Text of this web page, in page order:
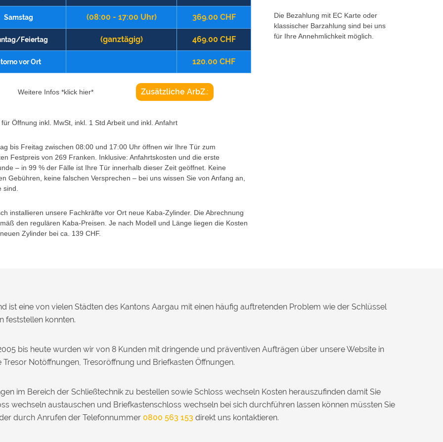
Samstag (08:00 - 17:00 Uhr) 369.00 CHF
Feiertag (ganztägig) 469.00 CHF
vor Ort 120.00 CHF
Weitere Infos *klick hier* Zusätzliche ArbZ.:
Samstag (08:00 - 17:00 Uhr)
Sonntag/Feiertag
Öffnung inkl. MwSt, inkl. 1 Std Arbeit und inkl. Anfahrt
bis Freitag zwischen 08:00 und 17:00 Uhr öffnen wir Ihre Tür zum
Festpreis von 269 Franken. Inklusive: Anfahrtskosten und die erste
– in 99 % der Fälle ist Ihre Tür innerhalb dieser Zeit geöffnet. Keine
Gebühren, keine falschen Versprechen – bei uns wissen Sie von Anfang an,
sind.
installieren unsere Fachkräfte vor Ort neue Kaba-Zylinder. Die Abrechnung
den regulären Kaba-Preisen. Je nach Modell und Länge liegen die Kosten
Zylinder bei ca. 139 CHF.
Die Bezahlung mit EC Karte oder
klassischer Barzahlung sind bei uns
für Ihre Annehmlichkeit möglich.
ist eine von vielen Städten des Kantons Aargau mit einen häufig auftretenden Problem wie der Schlüssel
feststellen konnten.
bis heute wurden wir von 8 Kunden mit dringende und präventiven Aufträgen über unsere Website in
Notöffnungen, Tresoröffnung und Briefkasten Öffnungen.
im Bereich der Schließtechnik zu bestellen sowie Schloss wechseln Kosten herauszufinden damit Sie
wechseln austauschen und Briefkastenschloss wechseln bei sich durchführen lassen können müssten Sie
durch Anrufen der Telefonnummer 0800 563 153 direkt uns kontaktieren.